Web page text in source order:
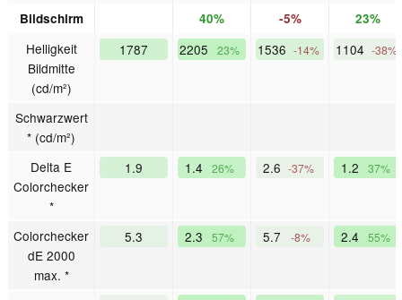
Bildschirm 40% -5% 23%
Helligkeit
Bildmitte
(cd/m²)
1787 2205 23% 1536 -14% 1104 -38%
Schwarzwert
* (cd/m²)
Delta E
Colorchecker
*
1.9 1.4 26% 2.6 -37% 1.2 37%
Colorchecker
dE 2000
max. *
5.3 2.3 57% 5.7 -8% 2.4 55%